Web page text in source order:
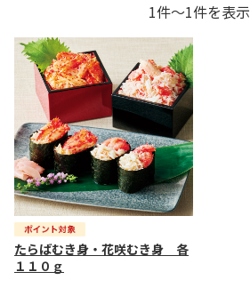
1件～1件を表示
たらばむき身・花咲むき身 各
１１０ｇ